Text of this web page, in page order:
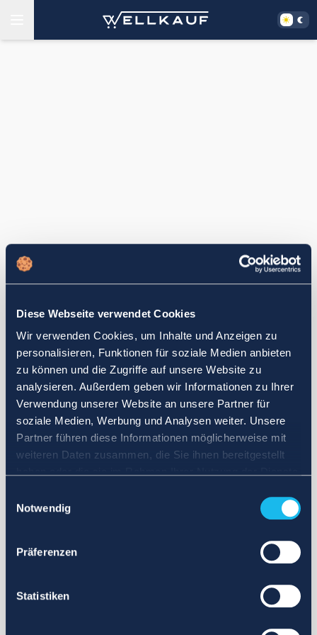
Diese Webseite verwendet Cookies
Wir verwenden Cookies, um Inhalte und Anzeigen zu
personalisieren, Funktionen für soziale Medien anbieten
zu können und die Zugriffe auf unsere Website zu
analysieren. Außerdem geben wir Informationen zu Ihrer
Verwendung unserer Website an unsere Partner für
soziale Medien, Werbung und Analysen weiter. Unsere
Partner führen diese Informationen möglicherweise mit
weiteren Daten zusammen, die Sie ihnen bereitgestellt
Notwendig
Präferenzen
Statistiken